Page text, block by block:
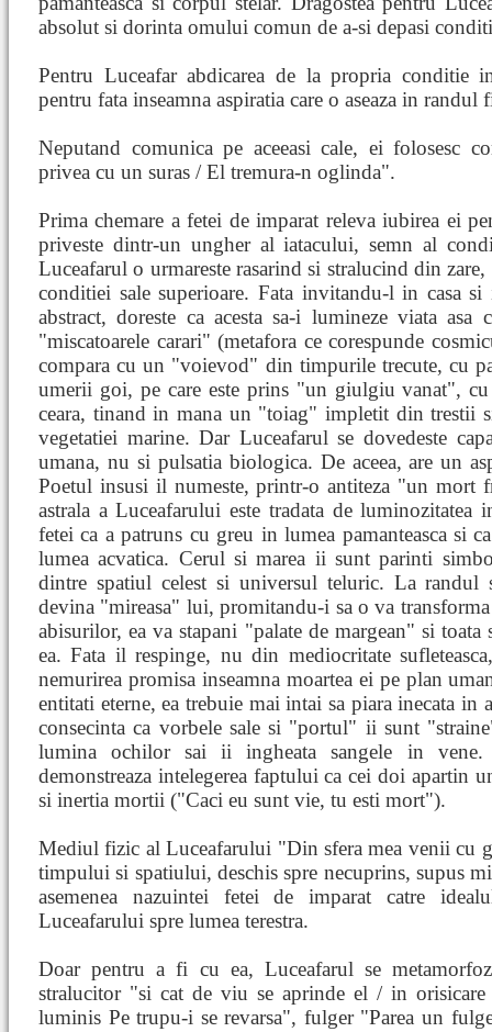
absolut si dorinta omului comun de a-si depasi
Pentru Luceafar abdicarea de la propria conditie
pentru fata inseamna aspiratia care o aseaza in randul
Neputand comunica pe aceeasi cale, ei folosesc
privea cu un suras / El tremura-n oglinda".
Prima chemare a fetei de imparat releva iubirea ei
priveste dintr-un ungher al iatacului, semn al
Luceafarul o urmareste rasarind si stralucind din
conditiei sale superioare. Fata invitandu-l in casa
abstract, doreste ca acesta sa-i lumineze viata
"miscatoarele carari" (metafora ce corespunde
compara cu un "voievod" din timpurile trecute, cu
umerii goi, pe care este prins "un giulgiu vanat",
ceara, tinand in mana un "toiag" impletit din trestii
vegetatiei marine. Dar Luceafarul se dovedeste
umana, nu si pulsatia biologica. De aceea, are un
Poetul insusi il numeste, printr-o antiteza "un mort
astrala a Luceafarului este tradata de luminozitatea
fetei ca a patruns cu greu in lumea pamanteasca si
lumea acvatica. Cerul si marea ii sunt parinti
dintre spatiul celest si universul teluric. La randul
devina "mireasa" lui, promitandu-i sa o va
abisurilor, ea va stapani "palate de margean" si toata
ea. Fata il respinge, nu din mediocritate
nemurirea promisa inseamna moartea ei pe plan
entitati eterne, ea trebuie mai intai sa piara inecata in
consecinta ca vorbele sale si "portul" ii sunt
lumina ochilor sai ii ingheata sangele in vene.
demonstreaza intelegerea faptului ca cei doi apartin
si inertia mortii ("Caci eu sunt vie, tu esti mort").
Mediul fizic al Luceafarului "Din sfera mea venii cu
timpului si spatiului, deschis spre necuprins, supus
asemenea nazuintei fetei de imparat catre
Luceafarului spre lumea terestra.
Doar pentru a fi cu ea, Luceafarul se
stralucitor "si cat de viu se aprinde el / in
luminis Pe trupu-i se revarsa", fulger "Parea un